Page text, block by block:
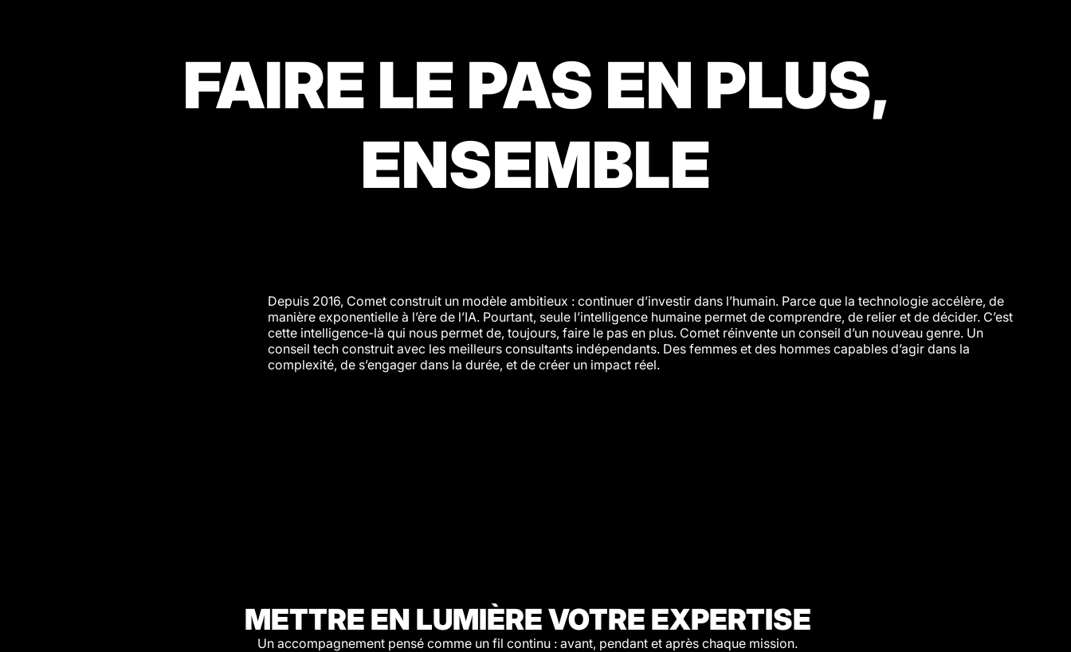
FAIRE LE PAS EN PLUS,
ENSEMBLE
Depuis 2016, Comet construit un modèle ambitieux : continuer d’investir dans l’humain. Parce que la technologie accélère, de
manière exponentielle à l’ère de l’IA. Pourtant, seule l’intelligence humaine permet de comprendre, de relier et de décider. C’est
cette intelligence-là qui nous permet de, toujours, faire le pas en plus. Comet réinvente un conseil d’un nouveau genre. Un
conseil tech construit avec les meilleurs consultants indépendants. Des femmes et des hommes capables d’agir dans la
complexité, de s’engager dans la durée, et de créer un impact réel.
METTRE EN LUMIÈRE VOTRE EXPERTISE
Un accompagnement pensé comme un fil continu : avant, pendant et après chaque mission.